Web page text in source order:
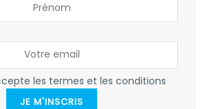
les termes et les conditions
JE M'INSCRIS